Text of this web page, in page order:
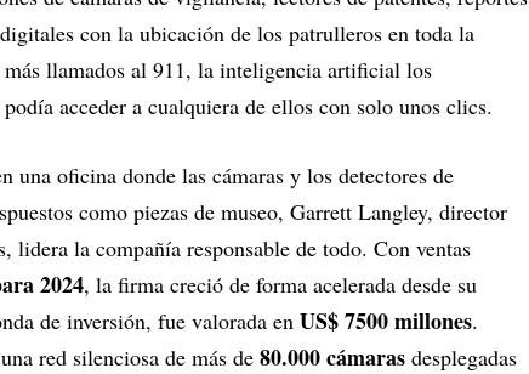
con la ubicación de los patrulleros en toda la
llamados al 911, la inteligencia artificial los
acceder a cualquiera de ellos con solo unos clics.
una oficina donde las cámaras y los detectores de
como piezas de museo, Garrett Langley, director
lidera la compañía responsable de todo. Con ventas
2024, la firma creció de forma acelerada desde su
de inversión, fue valorada en US$ 7500 millones.
red silenciosa de más de 80.000 cámaras desplegadas